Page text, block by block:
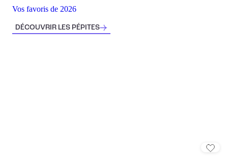
Vos favoris de 2026
DÉCOUVRIR LES PÉPITES